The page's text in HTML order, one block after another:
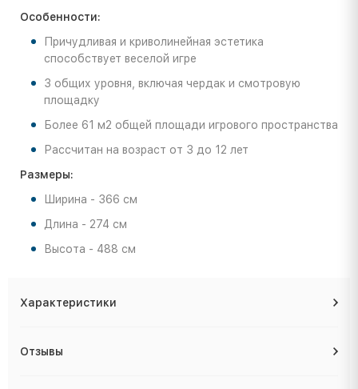
Особенности:
Причудливая и криволинейная эстетика
способствует веселой игре
3 общих уровня, включая чердак и смотровую
площадку
Более 61 м2 общей площади игрового пространства
Рассчитан на возраст от 3 до 12 лет
Размеры:
Ширина - 366 см
Длина - 274 см
Высота - 488 см
Характеристики
Отзывы